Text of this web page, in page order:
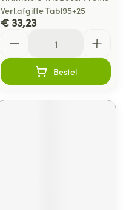
Verl.afgifte Tabl95+25
€ 33,23
Bestel